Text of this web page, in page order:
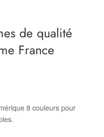
de qualité
France
8 couleurs pour